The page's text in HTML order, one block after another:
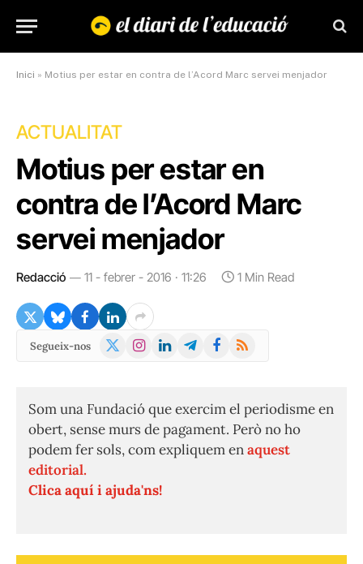
Inici » Motius per estar en contra de l’Acord Marc servei menjador
ACTUALITAT
Motius per estar en
contra de l’Acord Marc
servei menjador
Redacció 11 - febrer - 2016 · 11:26 1 Min Read
Segueix-nos
X
Instagram
LinkedInTelegramFacebook
RSS
Som una Fundació que exercim el periodisme en
obert, sense murs de pagament. Però no ho
podem fer sols, com expliquem enaquest
editorial.
Clica aquí i ajuda'ns!